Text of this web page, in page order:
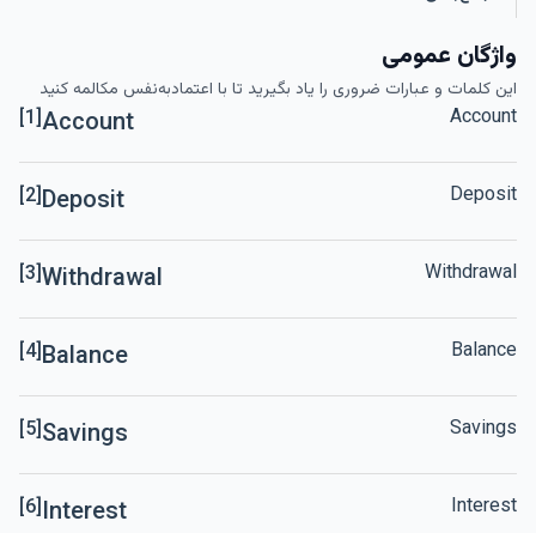
واژگان عمومی
این کلمات و عبارات ضروری را یاد بگیرید تا با اعتمادبه‌نفس مکالمه کنید
[1]Account Account
[2]Deposit Deposit
[3]Withdrawal Withdrawal
[4]Balance Balance
[5]Savings Savings
[6]Interest Interest